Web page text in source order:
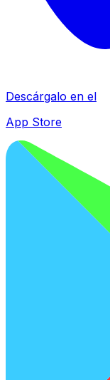
Descárgalo en el
App Store